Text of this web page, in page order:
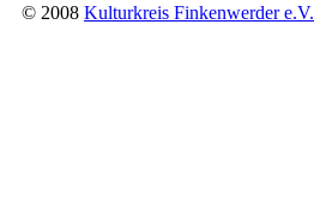
© 2008 Kulturkreis Finkenwerder e.V.